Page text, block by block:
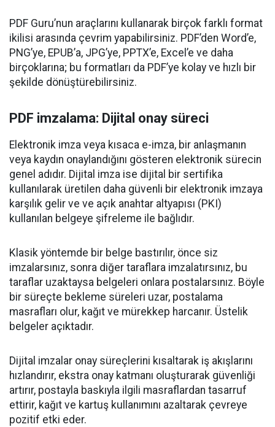
PDF Guru’nun araçlarını kullanarak birçok farklı format
ikilisi arasında çevrim yapabilirsiniz. PDF’den Word’e,
PNG’ye, EPUB’a, JPG’ye, PPTX’e, Excel’e ve daha
birçoklarına; bu formatları da PDF’ye kolay ve hızlı bir
şekilde dönüştürebilirsiniz.
PDF imzalama: Dijital onay süreci
Elektronik imza veya kısaca e-imza, bir anlaşmanın
veya kaydın onaylandığını gösteren elektronik sürecin
genel adıdır. Dijital imza ise dijital bir sertifika
kullanılarak üretilen daha güvenli bir elektronik imzaya
karşılık gelir ve ve açık anahtar altyapısı (PKI)
kullanılan belgeye şifreleme ile bağlıdır.
Klasik yöntemde bir belge bastırılır, önce siz
imzalarsınız, sonra diğer taraflara imzalatırsınız, bu
taraflar uzaktaysa belgeleri onlara postalarsınız. Böyle
bir süreçte bekleme süreleri uzar, postalama
masrafları olur, kağıt ve mürekkep harcanır. Üstelik
belgeler açıktadır.
Dijital imzalar onay süreçlerini kısaltarak iş akışlarını
hızlandırır, ekstra onay katmanı oluşturarak güvenliği
artırır, postayla baskıyla ilgili masraflardan tasarruf
ettirir, kağıt ve kartuş kullanımını azaltarak çevreye
pozitif etki eder.